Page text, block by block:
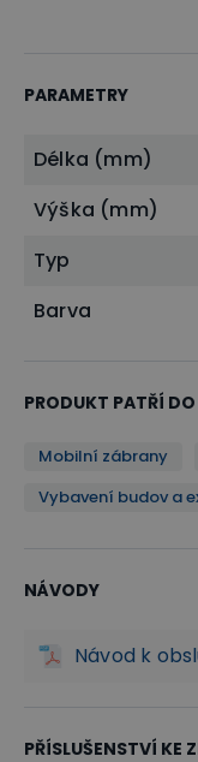
PARAMETRY
Délka (mm)
Výška (mm)
Typ
Barva
PRODUKT PATŘÍ
Mobilní zábrany
Vybavení budov a
NÁVODY
Návod k
PŘÍSLUŠENSTVÍ KE